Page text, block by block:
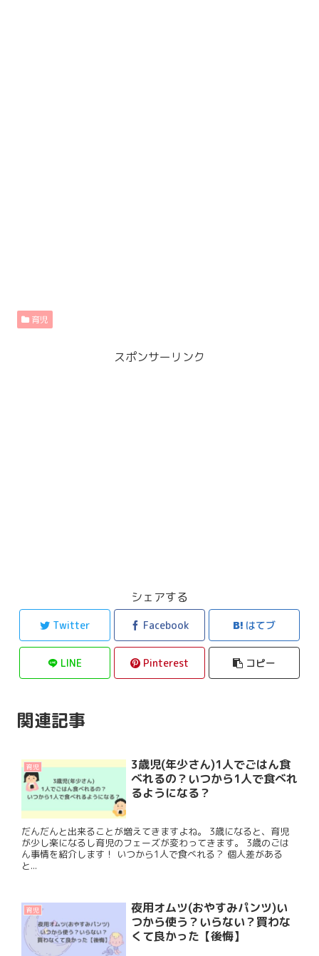
育児
スポンサーリンク
シェアする
Twitter Facebook はてブ
LINE Pinterest コピー
関連記事
育児
3歳児(年少さん)1人でごはん食
べれるの？いつから1人で食べれ
るようになる？
だんだんと出来ることが増えてきますよね。 3歳になると、育児
が少し楽になるし育児のフェーズが変わってきます。 3歳のごは
ん事情を紹介します！ いつから1人で食べれる？ 個人差がある
と...
育児
夜用オムツ(おやすみパンツ)い
つから使う？いらない？買わな
くて良かった【後悔】